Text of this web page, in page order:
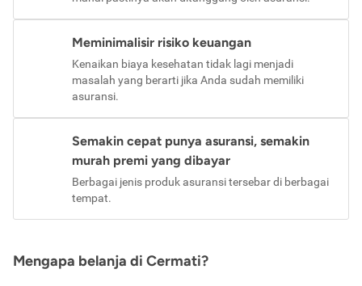
Meminimalisir risiko keuangan
Kenaikan biaya kesehatan tidak lagi menjadi
masalah yang berarti jika Anda sudah memiliki
asuransi.
Semakin cepat punya asuransi, semakin
murah premi yang dibayar
Berbagai jenis produk asuransi tersebar di berbagai
tempat.
Mengapa belanja di Cermati?